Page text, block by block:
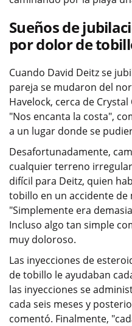
Sueños de
por dolor de
Cuando David Deitz se
pareja se mudaron del
Havelock, cerca de
"Nos encanta la costa",
a un lugar donde se
Desafortunadamente,
cualquier terreno
difícil para Deitz, quien
tobillo en un accidente de
"Simplemente era
Incluso algo tan simple
muy doloroso.
Las inyecciones de
de tobillo le ayudaban
las inyecciones se
cada seis meses y
comentó. Finalmente,